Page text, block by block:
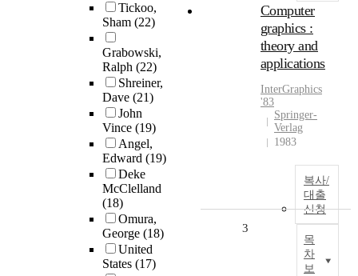
Tickoo,
Sham (22)
Grabowski,
Ralph (22)
Shreiner,
Dave (21)
John
Vince (19)
Angel,
Edward (19)
Deke
McClelland
(18)
Omura,
George (18)
United
States (17)
Computer
graphics :
theory and
applications
InterGraphics
'83
Springer-
Verlag
1983
복사/
대출
신청
목
차
보
3